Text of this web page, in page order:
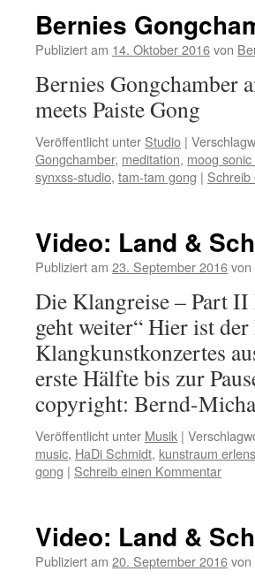
Bernies
Publiziert am 14. Oktober 2016von
Bernies Gongchamber
meets Paiste Gong
Veröffentlicht unter Studio |
Gongchamber, meditation, moog sonic
synxss-studio, tam-tam gong |
Video: Land &
Publiziert am 23. September 2016von
Die Klangreise – Part
geht weiter“ Hier ist
Klangkunstkonzertes
erste Hälfte bis zur
copyright: Bernd-
Veröffentlicht unter Musik |
music, HaDi Schmidt, kunstraum
gong | Schreib einen Kommentar
Video: Land &
Publiziert am 20. September 2016von